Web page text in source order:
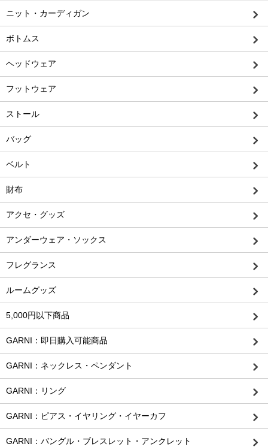
ニット・カーディガン
ボトムス
ヘッドウェア
フットウェア
ストール
バッグ
ベルト
財布
アクセ・グッズ
アンダーウェア・ソックス
フレグランス
ルームグッズ
5,000円以下商品
GARNI：即日購入可能商品
GARNI：ネックレス・ペンダント
GARNI：リング
GARNI：ピアス・イヤリング・イヤーカフ
GARNI：バングル・ブレスレット・アンクレット